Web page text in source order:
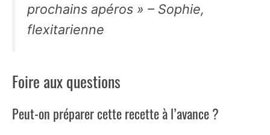
prochains apéros » – Sophie,
flexitarienne
Foire aux questions
Peut-on préparer cette recette à l’avance ?